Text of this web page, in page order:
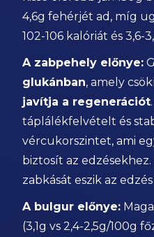
4,6g fehérjét ad, míg
102-106 kalóriát és 3,6-
A zabpehely előnye:
glukánban, amely
javítja a regenerációt
táplálékfelvételt és
vércukorszintet, ami
biztosít az
zabkását eszik az
A bulgur előnye:
(3,1g vs 2,4-2,5g/100g